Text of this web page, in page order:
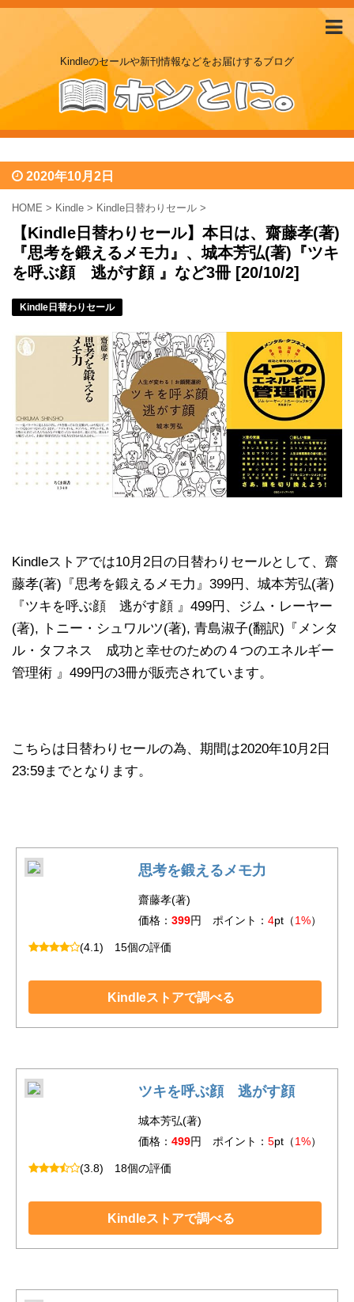
Kindleのセールや新刊情報などをお届けするブログ
2020年10月2日
HOME > Kindle > Kindle日替わりセール >
【Kindle日替わりセール】本日は、齋藤孝(著)
『思考を鍛えるメモ力』、城本芳弘(著)『ツキ
を呼ぶ顔 逃がす顔 』など3冊 [20/10/2]
Kindle日替わりセール
Kindleストアでは10月2日の日替わりセールとして、齋
藤孝(著)『思考を鍛えるメモ力』399円、城本芳弘(著)
『ツキを呼ぶ顔 逃がす顔 』499円、ジム・レーヤー
(著), トニー・シュワルツ(著), 青島淑子(翻訳)『メンタ
ル・タフネス 成功と幸せのための４つのエネルギー
管理術 』499円の3冊が販売されています。
こちらは日替わりセールの為、期間は2020年10月2日
23:59までとなります。
思考を鍛えるメモ力
齋藤孝(著)
価格： 399円 ポイント： 4pt（1%）
(4.1) 15個の評価
Kindleストアで調べる
ツキを呼ぶ顔 逃がす顔
城本芳弘(著)
価格： 499円 ポイント： 5pt（1%）
(3.8) 18個の評価
Kindleストアで調べる